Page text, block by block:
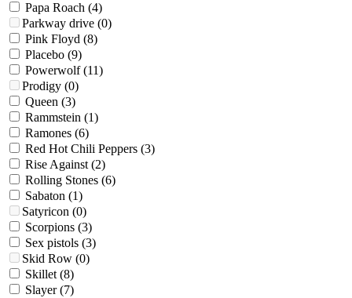
Papa Roach (4)
Parkway drive (0)
Pink Floyd (8)
Placebo (9)
Powerwolf(11)
Prodigy (0)
Queen (3)
Rammstein (1)
Ramones (6)
Red Hot Chili Peppers (3)
Rise Against(2)
Rolling Stones (6)
Sabaton (1)
Satyricon (0)
Scorpions (3)
Sex pistols (3)
Skid Row (0)
Skillet(8)
Slayer(7)